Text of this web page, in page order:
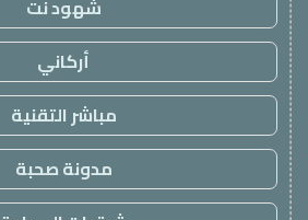
شهود نت
أركاني
مباشر التقنية
مدونة صحبة